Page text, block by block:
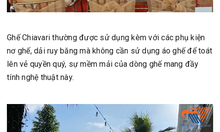
Ghế Chiavari thường được sử dụng kèm với các phụ kiện
nơ ghế, dải ruy băng mà không cần sử dụng áo ghế để toát
lên vẻ quyền quý, sự mềm mải của dòng ghế mang đầy
tính nghệ thuật này.